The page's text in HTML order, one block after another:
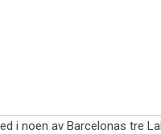
i noen av Barcelonas tre